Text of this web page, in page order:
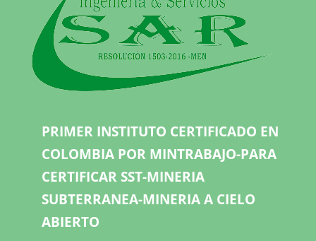
PRIMER INSTITUTO CERTIFICADO EN
COLOMBIA POR MINTRABAJO-PARA
CERTIFICAR SST-MINERIA
SUBTERRANEA-MINERIA A CIELO
ABIERTO